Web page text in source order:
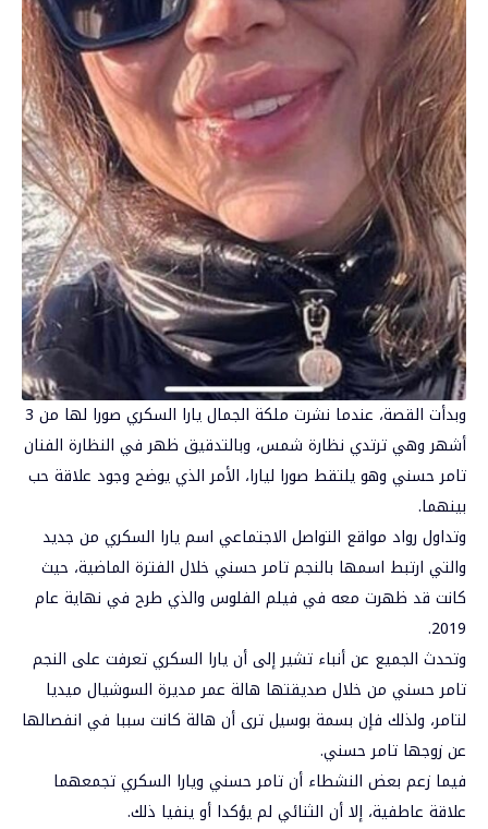
وبدأت القصة، عندما نشرت ملكة الجمال يارا السكري صورا لها من 3
أشهر وهي ترتدي نظارة شمس، وبالتدقيق ظهر في النظارة الفنان
تامر حسني وهو يلتقط صورا ليارا، الأمر الذي يوضح وجود علاقة حب
بينهما.
وتداول رواد مواقع التواصل الاجتماعي اسم يارا السكري من جديد
والتي ارتبط اسمها بالنجم تامر حسني خلال الفترة الماضية، حيث
كانت قد ظهرت معه في فيلم الفلوس والذي طرح في نهاية عام
2019.
وتحدث الجميع عن أنباء تشير إلى أن يارا السكري تعرفت على النجم
تامر حسني من خلال صديقتها هالة عمر مديرة السوشيال ميديا
لتامر، ولذلك فإن بسمة بوسيل ترى أن هالة كانت سببا في انفصالها
عن زوجها تامر حسني.
فيما زعم بعض النشطاء أن تامر حسني ويارا السكري تجمعهما
علاقة عاطفية، إلا أن الثنائي لم يؤكدا أو ينفيا ذلك.